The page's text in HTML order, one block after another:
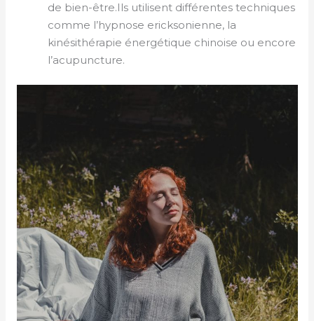
de bien-être.Ils utilisent différentes techniques
comme l’hypnose ericksonienne, la
kinésithérapie énergétique chinoise ou encore
l’acupuncture.